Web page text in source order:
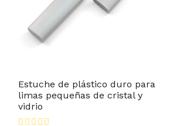
Estuche de plástico duro para
limas pequeñas de cristal y
vidrio